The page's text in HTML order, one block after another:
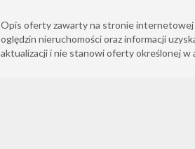
Opis oferty zawarty na stronie
oględzin nieruchomości oraz informacji
aktualizacji i nie stanowi oferty określonej w